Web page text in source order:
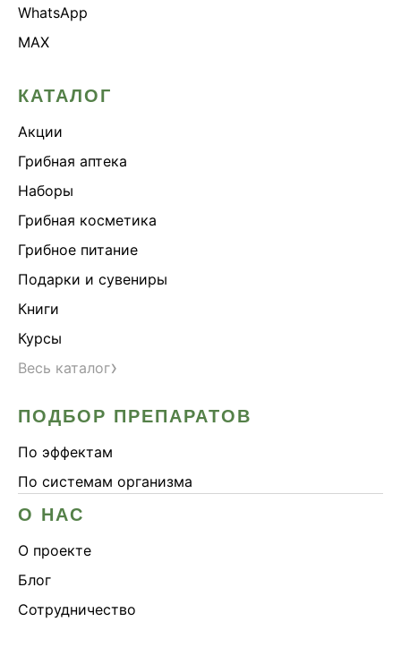
WhatsApp
MAX
КАТАЛОГ
Акции
Грибная аптека
Наборы
Грибная косметика
Грибное питание
Подарки и сувениры
Книги
Курсы
Весь каталог›
ПОДБОР ПРЕПАРАТОВ
По эффектам
По системам организма
О НАС
О проекте
Блог
Сотрудничество